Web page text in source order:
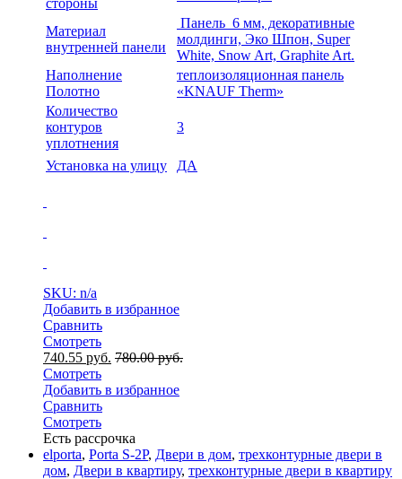
Материал
внутренней панели
Панель 6 мм, декоративные
молдинги, Эко Шпон, Super
White, Snow Art, Graphite Art.
Наполнение
Полотно
теплоизоляционная панель
«KNAUF Therm»
Количество
контуров
уплотнения
3
Установка на улицу ДА
SKU: n/a
Добавить в избранное
Сравнить
Смотреть
740.55 руб. 780.00руб.
Смотреть
Добавить в избранное
Сравнить
Смотреть
Есть рассрочка
elporta, Porta S-2P, Двери в дом, трехконтурные двери в
дом, Двери в квартиру, трехконтурные двери в квартиру